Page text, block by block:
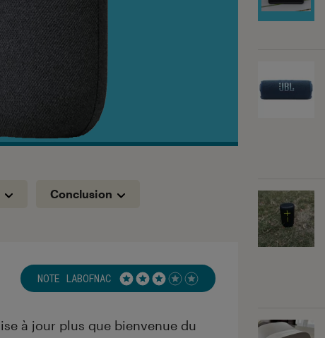
Conclusion
NOTE LABOFNAC Noté 3 étoiles sur 5
à jour plus que bienvenue du